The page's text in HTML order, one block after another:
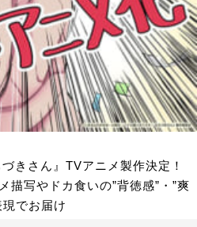
きさん』TVアニメ製作決定！
描写やドカ食いの”背徳感”・”爽
でお届け